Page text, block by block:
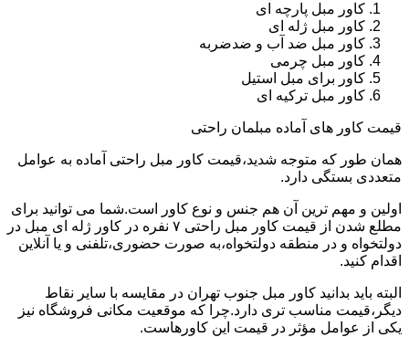
کاور مبل پارچه ای
کاور مبل ژله ای
کاور مبل ضد آب و ضدضربه
کاور مبل چرمی
کاور برای مبل استیل
کاور مبل ترکیه ای
قیمت کاور های آماده مبلمان راحتی
همان طور که متوجه شدید،قیمت کاور مبل راحتی آماده به عوامل
متعددی بستگی دارد.
اولین و مهم ترین آن هم جنس و نوع کاور است.شما می توانید برای
مطلع شدن از قیمت کاور مبل راحتی ۷ نفره در کاور ژله ای مبل در
دولتخواه و در منطقه دولتخواه،به صورت حضوری،تلفنی و یا آنلاین
اقدام کنید.
البته باید بدانید کاور مبل جنوب تهران در مقایسه با سایر نقاط
دیگر،قیمت مناسب تری دارد.چرا که موقعیت مکانی فروشگاه نیز
یکی از عوامل مؤثر در قیمت این کاورهاست.